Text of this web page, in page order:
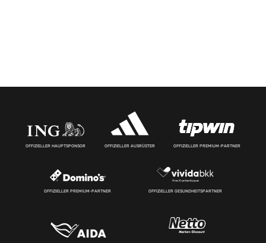
OFFIZIELLER HAUPTSPONSOR OFFIZIELLER AUSRÜSTER OFFIZIELLER PREMIUM-PARTNER
OFFIZIELLER PREMIUM-PARTNER OFFIZIELLER GESUNDHEITSPARTNER